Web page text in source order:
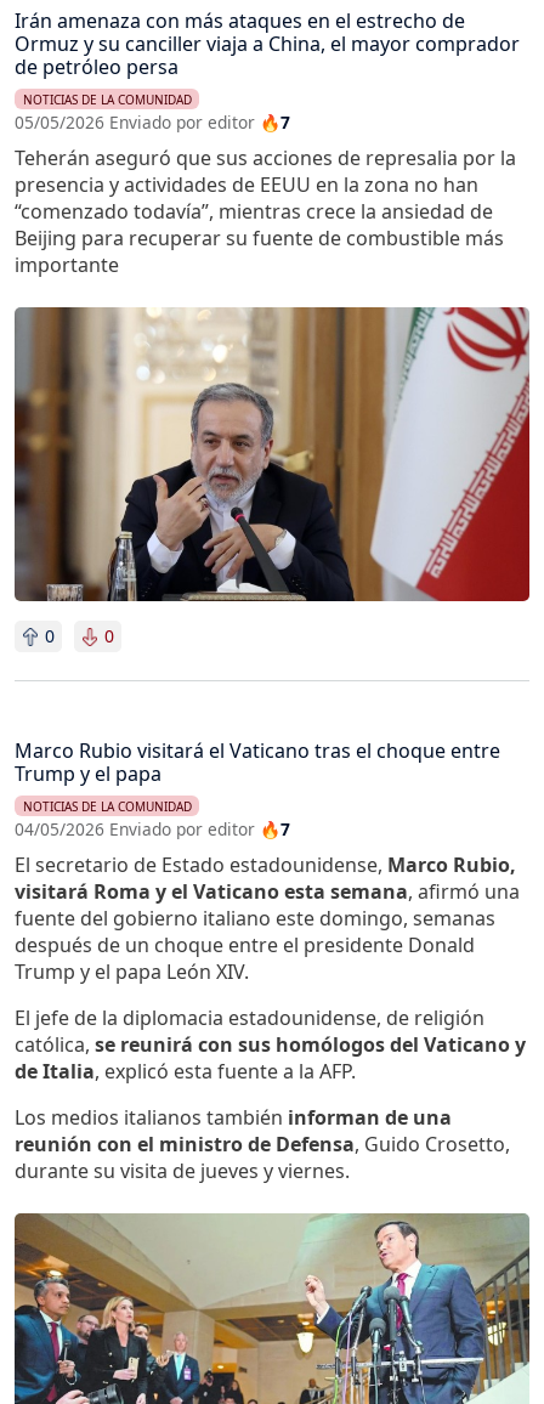
Irán amenaza con más ataques en el estrecho de
Ormuz y su canciller viaja a China, el mayor comprador
de petróleo persa
NOTICIAS DE LA COMUNIDAD
05/05/2026 Enviado por editor 🔥7
Teherán aseguró que sus acciones de represalia por la
presencia y actividades de EEUU en la zona no han
“comenzado todavía”, mientras crece la ansiedad de
Beijing para recuperar su fuente de combustible más
importante
Imagen
0 0
Marco Rubio visitará el Vaticano tras el choque entre
Trump y el papa
NOTICIAS DE LA COMUNIDAD
04/05/2026 Enviado por editor 🔥7
El secretario de Estado estadounidense, Marco Rubio,
visitará Roma y el Vaticano esta semana, afirmó una
fuente del gobierno italiano este domingo, semanas
después de un choque entre el presidente Donald
Trump y el papa León XIV.
El jefe de la diplomacia estadounidense, de religión
católica, se reunirá con sus homólogos del Vaticano y
de Italia, explicó esta fuente a la AFP.
Los medios italianos también informan de una
reunión con el ministro de Defensa, Guido Crosetto,
durante su visita de jueves y viernes.
Imagen